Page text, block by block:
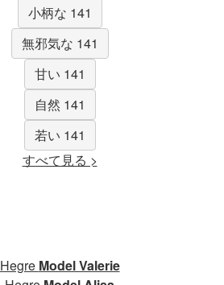
小柄な 141
無邪気な 141
甘い 141
自然 141
若い 141
すべて見る >
Hegre Model Valerie